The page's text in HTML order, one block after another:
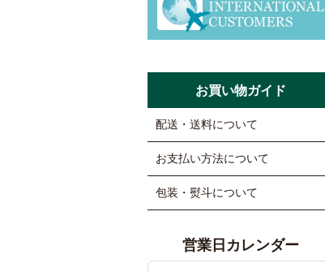
お買い物ガイド
配送・送料について
お支払い方法について
包装・熨斗について
営業日カレンダー